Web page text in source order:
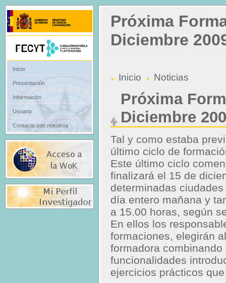
Próxima
Diciembre
Inicio Noticias
Próxima
Diciembre
Tal y como estaba
último ciclo de
Este último ciclo
finalizará el 15 de
determinadas
día entero mañana y
a 15.00 horas, según
En ellos los
formaciones, elegirán
formadora
funcionalidades
ejercicios prácticos
Inicio
Presentación
Información
Usuario
Contacte con nosotros